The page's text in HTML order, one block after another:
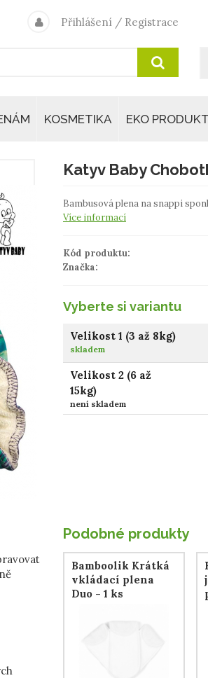
Přihlášení / Registrace
KOSMETIKA EKO
Katyv Baby
Bambusová plena na snappi
Více informací
Kód produktu:
Značka:
Vyberte si variantu
Velikost 1 (3 až 8kg)
skladem
Velikost 2 (6 až
15kg)
není skladem
Podobné produkty
Bamboolik Krátká
vkládací plena
Duo - 1 ks